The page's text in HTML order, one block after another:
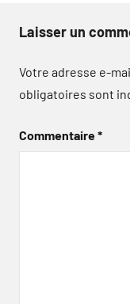
Laisser un
Votre adresse e-
obligatoires sont
Commentaire*